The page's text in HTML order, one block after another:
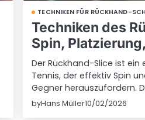
TECHNIKEN FÜR RÜCKHAND-
Techniken des
Spin,
Der Rückhand-Slice ist
Tennis, der effektiv Spin
Gegner herauszufordern.
byHans Müller10/02/2026